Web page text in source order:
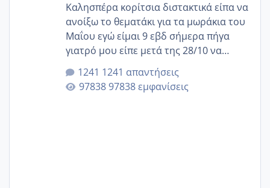
Καλησπέρα κορίτσια διστακτικά είπα να
ανοίξω το θεματάκι για τα μωράκια του
Μαΐου εγώ είμαι 9 εβδ σήμερα πήγα
γιατρό μου είπε μετά της 28/10 να
κλείσω ραντεβού για την αυχενική είναι
καμιά άλλη κοπέλα να γεννάει Μάιο ;;
1241 απαντήσεις
97838 εμφανίσεις